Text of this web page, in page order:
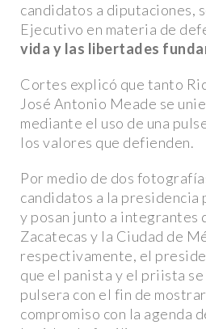
candidatos a diputaciones,
Ejecutivo en materia de
vida y las libertades
Cortes explicó que tanto
José Antonio Meade se
mediante el uso de una
los valores que defienden.
Por medio de dos
candidatos a la presidencia
y posan junto a integrantes
Zacatecas y la Ciudad de
respectivamente, el
que el panista y el priista
pulsera con el fin de
compromiso con la agenda